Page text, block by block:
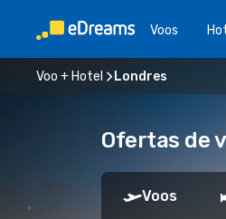
Voos
Voo + Hotel Londres
Ofertas de
Voos